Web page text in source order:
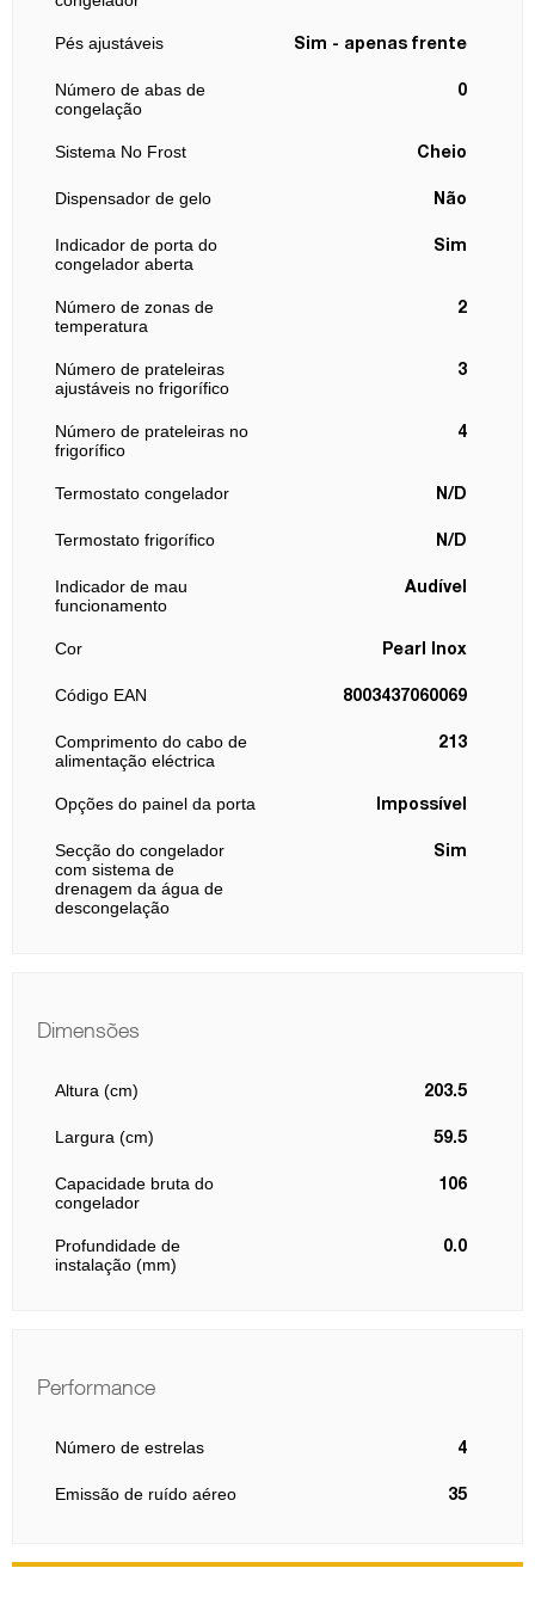
Pés ajustáveis Sim - apenas frente
Número de abas de
congelação
0
Sistema No Frost Cheio
Dispensador de gelo Não
Indicador de porta do
congelador aberta
Sim
Número de zonas de
temperatura
2
Número de prateleiras
ajustáveis no frigorífico
3
Número de prateleiras no
frigorífico
4
Termostato congelador N/D
Termostato frigorífico N/D
Indicador de mau
funcionamento
Audível
Cor Pearl Inox
Código EAN 8003437060069
Comprimento do cabo de
alimentação eléctrica
213
Opções do painel da porta Impossível
Secção do congelador
com sistema de
drenagem da água de
descongelação
Sim
Dimensões
Altura (cm) 203.5
Largura (cm) 59.5
Capacidade bruta do
congelador
106
Profundidade de
instalação (mm)
0.0
Performance
Número de estrelas 4
Emissão de ruído aéreo 35